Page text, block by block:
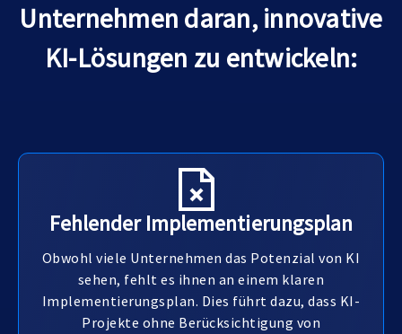
Unternehmen daran, innovative
KI-Lösungen zu entwickeln:
Fehlender Implementierungsplan
Obwohl viele Unternehmen das Potenzial von KI
sehen, fehlt es ihnen an einem klaren
Implementierungsplan. Dies führt dazu, dass KI-
Projekte ohne Berücksichtigung von